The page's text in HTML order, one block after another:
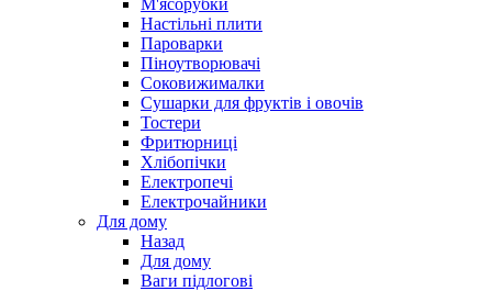
М'ясорубки
Настільні плити
Пароварки
Піноутворювачі
Соковижималки
Сушарки для фруктів і овочів
Тостери
Фритюрниці
Хлібопічки
Електропечі
Електрочайники
Для дому
Назад
Для дому
Ваги підлогові